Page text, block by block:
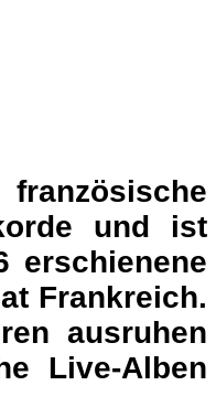
und ist
erschienene
Frankreich.
ausruhen
Live-Alben